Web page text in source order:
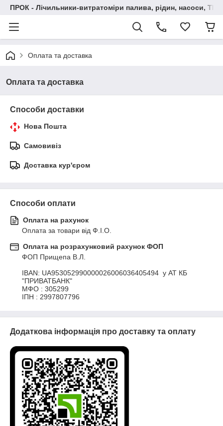
ПРОК - Лічильники-витратоміри палива, рідин, насоси,
Оплата та доставка
Оплата та доставка
Способи доставки
Нова Пошта
Самовивіз
Доставка кур'єром
Способи оплати
Оплата на рахунок
Оплата за товари від Ф.І.О.
Оплата на розрахунковий рахунок ФОП
ФОП Прищепа В.Л.
IBAN: UA953052990000026006036405494  у АТ КБ
"ПРИВАТБАНК"
МФО : 305299
ІПН : 2997807796
Додаткова інформація про доставку та оплату